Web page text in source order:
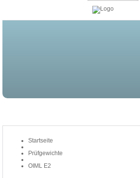
Startseite
Prüfgewichte
OIML E2